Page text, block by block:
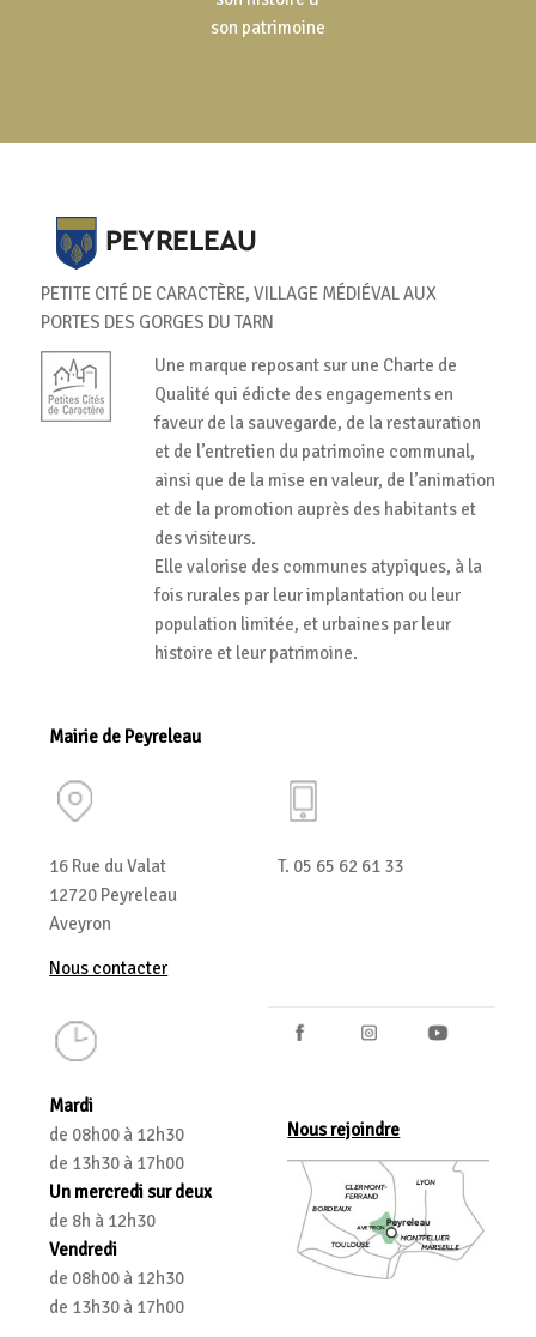
son patrimoine
PETITE CITÉ DE CARACTÈRE, VILLAGE MÉDIÉVAL AUX
PORTES DES GORGES DU TARN
Une marque reposant sur une Charte de
Qualité qui édicte des engagements en
faveur de la sauvegarde, de la restauration
et de l’entretien du patrimoine communal,
ainsi que de la mise en valeur, de l’animation
et de la promotion auprès des habitants et
des visiteurs.
Elle valorise des communes atypiques, à la
fois rurales par leur implantation ou leur
population limitée, et urbaines par leur
histoire et leur patrimoine.
Mairie de Peyreleau
16 Rue du Valat
12720 Peyreleau
Aveyron
Nous contacter
T. 05 65 62 61 33
Mardi
de 08h00 à 12h30
de 13h30 à 17h00
Un mercredi sur deux
de 8h à 12h30
Vendredi
de 08h00 à 12h30
de 13h30 à 17h00
Nous rejoindre